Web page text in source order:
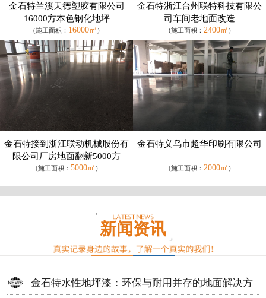
金石特兰溪天德塑胶有限公司
16000方本色钢化地坪
(施工面积： 16000㎡)
金石特浙江台州联特科技有限公
司车间老地面改造
(施工面积： 2400㎡)
金石特接到浙江联动机械股份有
限公司厂房地面翻新5000方
(施工面积： 5000㎡)
金石特义乌市超华印刷有限公司
(施工面积： 2000㎡)
新闻资讯
金石特水性地坪漆：环保与耐用并存的地面解决方